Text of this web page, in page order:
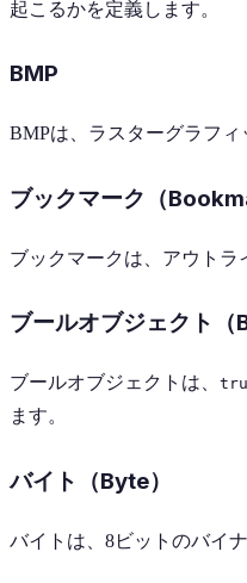
起こるかを定義します。
BMP
BMPは、ラスターグラフィ
ブックマーク（
ブックマークは、アウトラ
ブールオブジェクト（
ブールオブジェクトは、
ます。
バイト（Byte）
バイトは、8ビットのバイナ